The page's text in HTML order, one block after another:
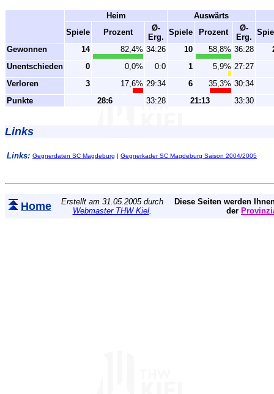
Heim
Auswärts
Spiele
Prozent
Ø-
Erg.
Spiele Prozent
Ø-
Erg.
Gewonnen
14 82,4% 34:26 10 58,8% 36:28
Unentschieden
0 0,0% 0:0 1 5,9% 27:27
Verloren
3 17,6% 29:34 6 35,3% 30:34
Punkte
28:6 33:28 21:13 33:30
Links
Links: Gegnerdaten SC Magdeburg | Gegnerkader SC Magdeburg Saison 2004/2005
Home
Erstellt am 31.05.2005 durch
Webmaster THW Kiel.
Diese Seiten werden
der